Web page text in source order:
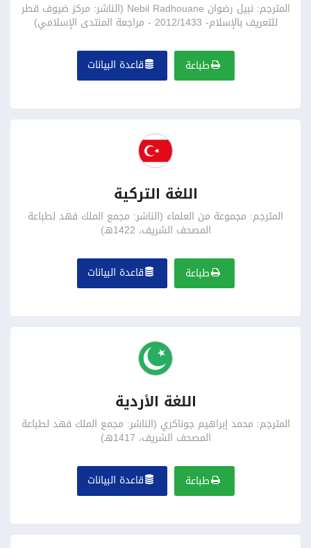
المترجم: نبيل رضوان Nebil Radhouane (الناشر: مركز ضيوف قطر
للتعريف بالإسلام- 2012/1433 - مراجعة المنتدى الإسلامي)
طباعة قاعدة البيانات
اللغة التركية
المترجم: مجموعة من العلماء (الناشر: مجمع الملك فهد لطباعة
المصحف الشريف، 1422هـ)
طباعة قاعدة البيانات
اللغة الأردية
المترجم: محمد إبراهيم جوناكري (الناشر: مجمع الملك فهد لطباعة
المصحف الشريف، 1417هـ)
طباعة قاعدة البيانات